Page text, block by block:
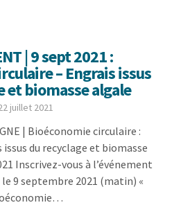
| 9 sept 2021 :
– Engrais issus
et biomasse algale
juillet 2021
| Bioéconomie circulaire :
du recyclage et biomasse
Inscrivez-vous à l’événement
le 9 septembre 2021 (matin) «